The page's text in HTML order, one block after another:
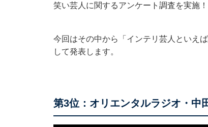
笑い芸人に関するアンケート調査を実施！
今回はその中から「インテリ芸人といえ
して発表します。
第3位：オリエンタルラジオ・中